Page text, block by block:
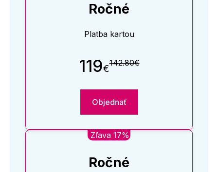
Ročné
Platba kartou
119€142.80€
Objednať
Zľava 17%
Ročné